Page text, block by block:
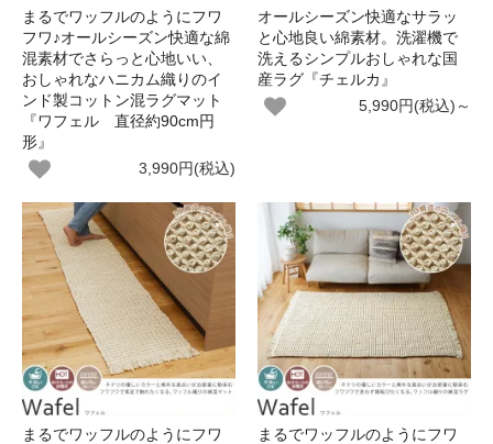
まるでワッフルのようにフワ
フワ♪オールシーズン快適な綿
混素材でさらっと心地いい、
おしゃれなハニカム織りのイ
ンド製コットン混ラグマット
『ワフェル 直径約90cm円
形』
3,990円(税込)
オールシーズン快適なサラッ
と心地良い綿素材。洗濯機で
洗えるシンプルおしゃれな国
産ラグ『チェルカ』
5,990円(税込)～
まるでワッフルのようにフワ
まるでワッフルのようにフワ